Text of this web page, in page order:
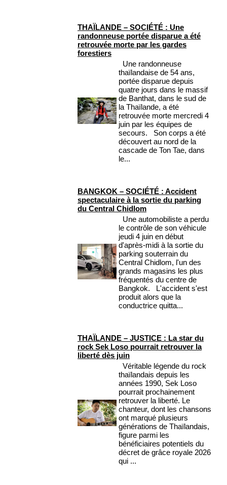
THAÏLANDE – SOCIÉTÉ : Une
randonneuse portée disparue a été
retrouvée morte par les gardes
forestiers
Une randonneuse
thaïlandaise de 54 ans,
portée disparue depuis
quatre jours dans le massif
de Banthat, dans le sud de
la Thaïlande, a été
retrouvée morte mercredi 4
juin par les équipes de
secours. Son corps a été
découvert au nord de la
cascade de Ton Tae, dans
le...
BANGKOK – SOCIÉTÉ : Accident
spectaculaire à la sortie du parking
du Central Chidlom
Une automobiliste a perdu
le contrôle de son véhicule
jeudi 4 juin en début
d'après-midi à la sortie du
parking souterrain du
Central Chidlom, l'un des
grands magasins les plus
fréquentés du centre de
Bangkok. L'accident s'est
produit alors que la
conductrice quitta...
THAÏLANDE – JUSTICE : La star du
rock Sek Loso pourrait retrouver la
liberté dès juin
Véritable légende du rock
thaïlandais depuis les
années 1990, Sek Loso
pourrait prochainement
retrouver la liberté. Le
chanteur, dont les chansons
ont marqué plusieurs
générations de Thaïlandais,
figure parmi les
bénéficiaires potentiels du
décret de grâce royale 2026
qui ...